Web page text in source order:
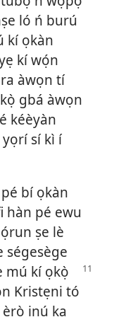
ló ń burú
kí ọkàn
kí wọ́n
àwọn tí
gbá àwọn
kéèyàn
sí kì í
bí ọkàn
hàn pé ewu
ṣe lè
ségesège
mú kí ọkọ̀
Kristẹni tó
inú ka